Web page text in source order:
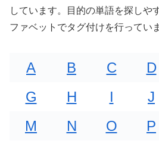
しています。目的の単語を探しや
ファベットでタグ付けを行ってい
A B C D
G
H I J
M
N O P